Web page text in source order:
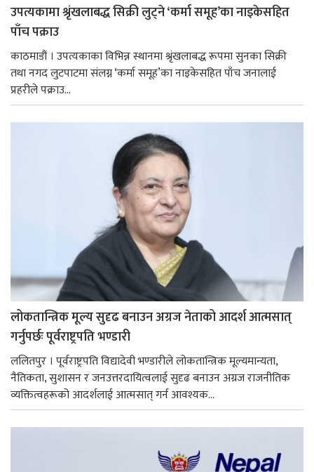
उपत्यकामा श्रृंखलाबद्ध सिक्री लुट्ने ‘कर्मा समूह’का नाइकेसहित
पाँच पक्राउ
काठमाडौं । उपत्यकाका विभिन्न स्थानमा श्रृंखलाबद्ध रूपमा सुनका सिक्री
तथा नगद लुटपाटमा संलग्न ‘कर्मा समूह’का नाइकेसहित पाँच जनालाई
प्रहरीले पक्राउ...
लोकतान्त्रिक मूल्य सुदृढ बनाउन अग्रज नेताको आदर्श आत्मसात्
गर्नुपर्छः पूर्वराष्ट्रपति भण्डारी
ललितपुर । पूर्वराष्ट्रपति विद्यादेवी भण्डारीले लोकतान्त्रिक मूल्यमान्यता,
नैतिकता, सुशासन र जनउत्तरदायित्वलाई सुदृढ बनाउन अग्रज राजनीतिक
व्यक्तित्वहरूको आदर्शलाई आत्मसात् गर्न आवश्यक...